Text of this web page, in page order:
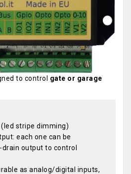
to control gate or garage
stripe dimming)
each one can be
output to control
as analog/digital inputs,